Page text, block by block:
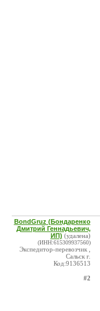
BondGruz (Бондаренко
Дмитрий Геннадьевич,
ИП) (удалена)
(ИНН:615309937560)
Экспедитор-перевозчик ,
Сальск г.
Код:9136513
#2